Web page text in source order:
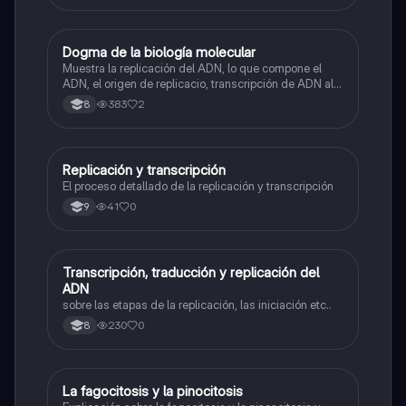
Biologia
Dogma de la biología molecular
Muestra la replicación del ADN, lo que compone el
ADN, el origen de replicacio, transcripción de ADN al
ARN y traducción de ARN a proteína.
8 383 2
Biologia
Replicación y transcripción
El proceso detallado de la replicación y transcripción
9 41 0
Biologia
Transcripción, traducción y replicación del
ADN
sobre las etapas de la replicación, las iniciación etc..
8 230 0
Biologia
La fagocitosis y la pinocitosis